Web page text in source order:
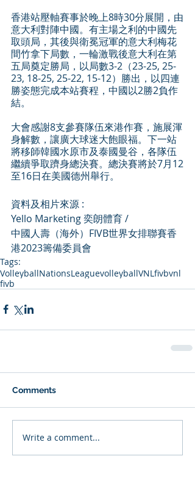
香港站壓軸賽事於晚上8時30分展開，由
意大利對陣中國。有主場之利的中國先
取頭局，其後與衛冕冠軍的意大利梅花
間竹拿下局數，一輪激戰後意大利在第
五局奠定勝局，以局數3-2（23-25, 25-
23, 18-25, 25-22, 15-12）勝出，以四連
勝姿態完成本站賽程，中國以2勝2負作
結。
大會感謝8支參賽隊伍來港作賽，施展渾
身解數，讓廣大球迷大飽眼福。下一站
將移師韓國水原市及泰國曼谷，各隊伍
繼續爭取躋身總決賽。總決賽將於7月12
至16日在美國德州舉行。
資料及相片來源 :
Yello Marketing 奕朗體育 /
中國人壽（海外）FIVB世界女排聯賽香
港2023籌備委員會
Tags:
VolleyballNationsLeaguevolleyballVNLfivbvnl
fivb
Comments
Write a comment...